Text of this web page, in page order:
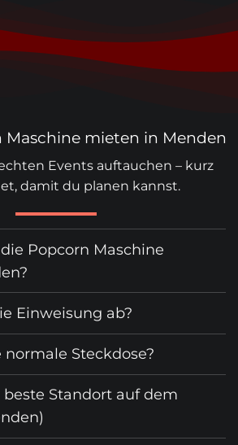
Maschine mieten in Menden
Events auftauchen – kurz
damit du planen kannst.
Popcorn Maschine
Einweisung ab?
normale Steckdose?
beste Standort auf dem